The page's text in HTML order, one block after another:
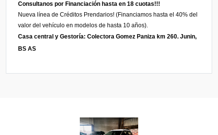
Consultanos por Financiación hasta en 18 cuotas!!!
Nueva línea de Créditos Prendarios! (Financiamos hasta el 40% del
valor del vehículo en modelos de hasta 10 años).
Casa central y Gestoría: Colectora Gomez Paniza km 260. Junin,
BS AS